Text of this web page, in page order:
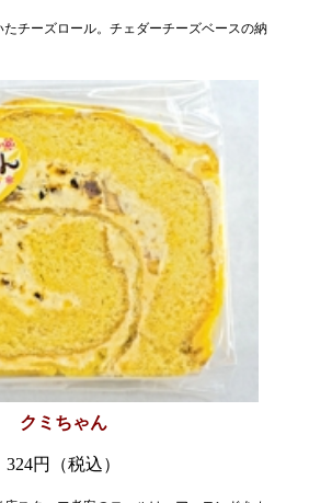
チーズロール。チェダーチーズベースの納
クミちゃん
324円（税込）